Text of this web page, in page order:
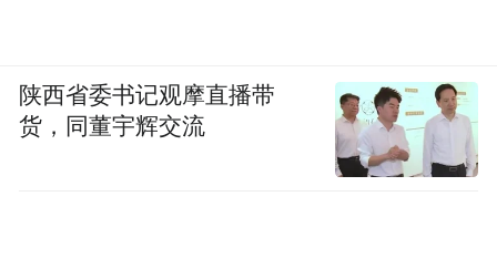
陕西省委书记观摩直播带
货，同董宇辉交流